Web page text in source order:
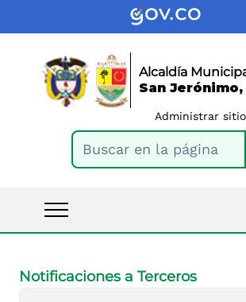
Alcaldía
San
Administrar sitio
Buscar en la página
Notificaciones a Terceros